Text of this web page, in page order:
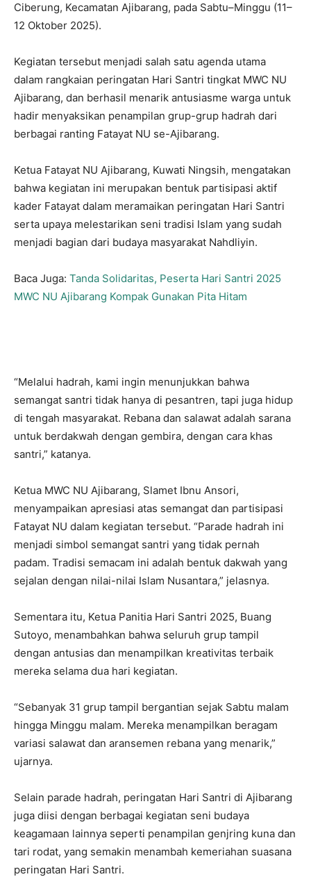
Ciberung, Kecamatan Ajibarang, pada Sabtu–Minggu (11–
12 Oktober 2025).
Kegiatan tersebut menjadi salah satu agenda utama
dalam rangkaian peringatan Hari Santri tingkat MWC NU
Ajibarang, dan berhasil menarik antusiasme warga untuk
hadir menyaksikan penampilan grup-grup hadrah dari
berbagai ranting Fatayat NU se-Ajibarang.
Ketua Fatayat NU Ajibarang, Kuwati Ningsih, mengatakan
bahwa kegiatan ini merupakan bentuk partisipasi aktif
kader Fatayat dalam meramaikan peringatan Hari Santri
serta upaya melestarikan seni tradisi Islam yang sudah
menjadi bagian dari budaya masyarakat Nahdliyin.
Baca Juga: Tanda Solidaritas, Peserta Hari Santri 2025
MWC NU Ajibarang Kompak Gunakan Pita Hitam
“Melalui hadrah, kami ingin menunjukkan bahwa
semangat santri tidak hanya di pesantren, tapi juga hidup
di tengah masyarakat. Rebana dan salawat adalah sarana
untuk berdakwah dengan gembira, dengan cara khas
santri,” katanya.
Ketua MWC NU Ajibarang, Slamet Ibnu Ansori,
menyampaikan apresiasi atas semangat dan partisipasi
Fatayat NU dalam kegiatan tersebut. “Parade hadrah ini
menjadi simbol semangat santri yang tidak pernah
padam. Tradisi semacam ini adalah bentuk dakwah yang
sejalan dengan nilai-nilai Islam Nusantara,” jelasnya.
Sementara itu, Ketua Panitia Hari Santri 2025, Buang
Sutoyo, menambahkan bahwa seluruh grup tampil
dengan antusias dan menampilkan kreativitas terbaik
mereka selama dua hari kegiatan.
“Sebanyak 31 grup tampil bergantian sejak Sabtu malam
hingga Minggu malam. Mereka menampilkan beragam
variasi salawat dan aransemen rebana yang menarik,”
ujarnya.
Selain parade hadrah, peringatan Hari Santri di Ajibarang
juga diisi dengan berbagai kegiatan seni budaya
keagamaan lainnya seperti penampilan genjring kuna dan
tari rodat, yang semakin menambah kemeriahan suasana
peringatan Hari Santri.